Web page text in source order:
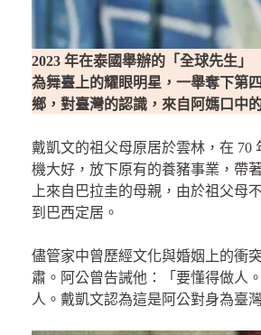
2023 年在泰國舉辦的「全球先生
為舞臺上的耀眼明星，一舉奪下第
鄉，對臺灣的認識，來自阿媽口中
戴凱文的祖父母原居於雲林，在
機大好，放下原有的養豬事業，帶
上來自巴拉圭的母親，由於祖父
到巴西定居。
儘管家中曾歷經文化與婚姻上的衝
肅。阿公曾告誡他：「要懂得做人
人。戴凱文認為這是阿公對身為臺